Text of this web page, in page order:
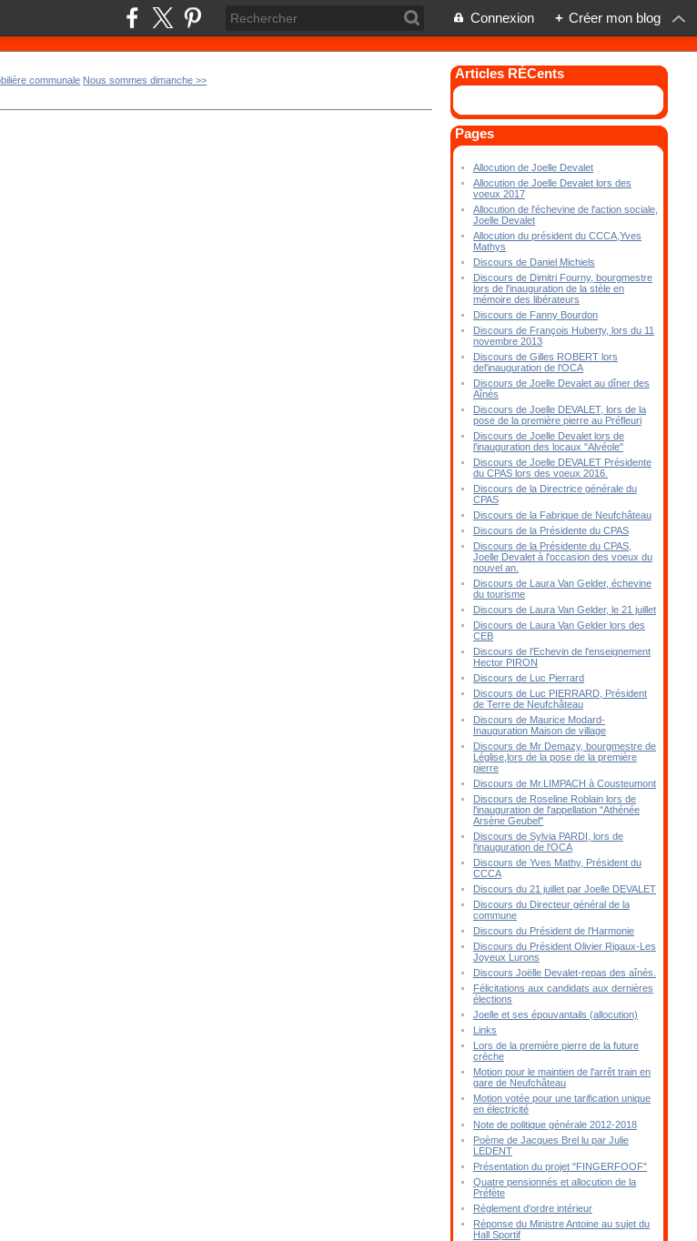
Connexion + Créer mon blog
communale Nous sommes dimanche >> Articles RÉCents
Pages
Allocution de Joelle Devalet
Allocution de Joelle Devalet lors des
voeux 2017
Allocution de l'échevine de l'action sociale,
Joelle Devalet
Allocution du président du CCCA,Yves
Mathys
Discours de Daniel Michiels
Discours de Dimitri Fourny, bourgmestre
lors de l'inauguration de la stèle en
mémoire des libérateurs
Discours de Fanny Bourdon
Discours de François Huberty, lors du 11
novembre 2013
Discours de Gilles ROBERT lors
del'inauguration de l'OCA
Discours de Joelle Devalet au dîner des
Aînés
Discours de Joelle DEVALET, lors de la
pose de la première pierre au Préfleuri
Discours de Joelle Devalet lors de
l'inauguration des locaux "Alvéole"
Discours de Joelle DEVALET Présidente
du CPAS lors des voeux 2016.
Discours de la Directrice générale du
CPAS
Discours de la Fabrique de Neufchâteau
Discours de la Présidente du CPAS
Discours de la Présidente du CPAS,
Joelle Devalet à l'occasion des voeux du
nouvel an.
Discours de Laura Van Gelder, échevine
du tourisme
Discours de Laura Van Gelder, le 21 juillet
Discours de Laura Van Gelder lors des
CEB
Discours de l'Echevin de l'enseignement
Hector PIRON
Discours de Luc Pierrard
Discours de Luc PIERRARD, Président
de Terre de Neufchâteau
Discours de Maurice Modard-
Inauguration Maison de village
Discours de Mr Demazy, bourgmestre de
Léglise,lors de la pose de la première
pierre
Discours de Mr.LIMPACH à Cousteumont
Discours de Roseline Roblain lors de
l'inauguration de l'appellation "Athénée
Arsène Geubel"
Discours de Sylvia PARDI, lors de
l'inauguration de l'OCA
Discours de Yves Mathy, Président du
CCCA
Discours du 21 juillet par Joelle DEVALET
Discours du Directeur général de la
commune
Discours du Président de l'Harmonie
Discours du Président Olivier Rigaux-Les
Joyeux Lurons
Discours Joëlle Devalet-repas des aînés.
Félicitations aux candidats aux dernières
élections
Joelle et ses épouvantails (allocution)
Links
Lors de la première pierre de la future
crèche
Motion pour le maintien de l'arrêt train en
gare de Neufchâteau
Motion votée pour une tarification unique
en électricité
Note de politique générale 2012-2018
Poème de Jacques Brel lu par Julie
LEDENT
Présentation du projet "FINGERFOOF"
Quatre pensionnés et allocution de la
Préfète
Réglement d'ordre intérieur
Réponse du Ministre Antoine au sujet du
Hall Sportif